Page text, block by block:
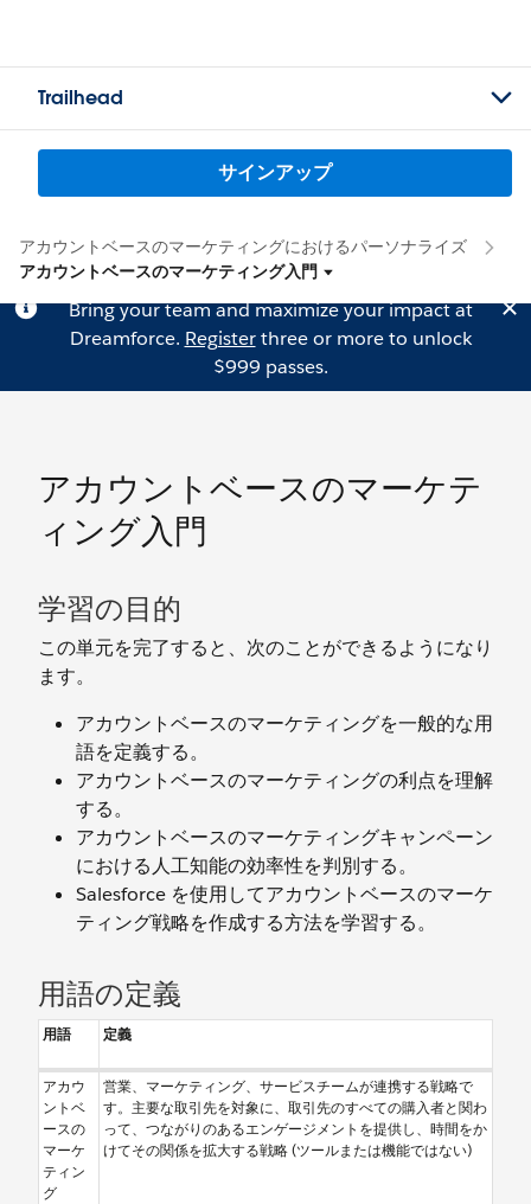
Trailhead
サインアップ
アカウントベースのマーケティングにおけるパーソナライズ
アカウントベースのマーケティング入門
Bring your team and maximize your impact at
Dreamforce. Registerthree or more to unlock
$999 passes.
アカウントベースのマーケテ
ィング入門
学習の目的
この単元を完了すると、次のことができるようになり
ます。
アカウントベースのマーケティングを一般的な用
語を定義する。
アカウントベースのマーケティングの利点を理解
する。
アカウントベースのマーケティングキャンペーン
における人工知能の効率性を判別する。
Salesforce を使用してアカウントベースのマーケ
ティング戦略を作成する方法を学習する。
用語の定義
用語 定義
アカウ
ントベ
ースの
マーケ
ティン
グ
営業、マーケティング、サービスチームが連携する戦略で
す。主要な取引先を対象に、取引先のすべての購入者と関わ
って、つながりのあるエンゲージメントを提供し、時間をか
けてその関係を拡大する戦略 (ツールまたは機能ではない)